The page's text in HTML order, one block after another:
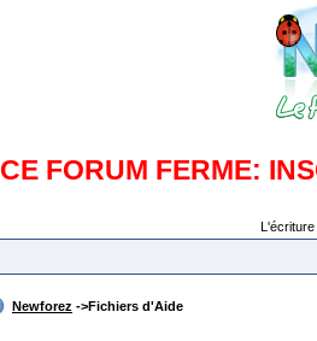
CE FORUM FERME:
Newforez ->Fichiers d'Aide